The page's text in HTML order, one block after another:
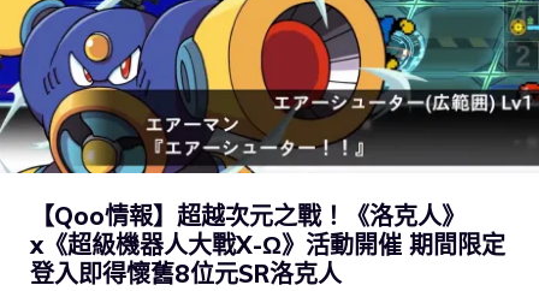
【Qoo情報】超越次元之戰！《洛克人》
x《超級機器人大戰X-Ω》活動開催 期間限定
登入即得懷舊8位元SR洛克人